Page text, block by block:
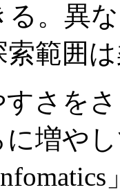
。異
範囲
さを
増や